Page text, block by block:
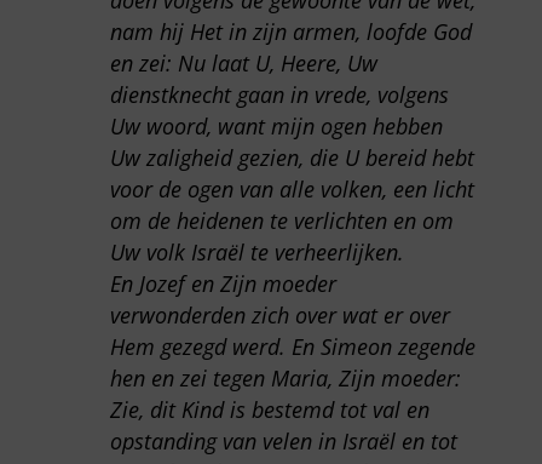
nam hij Het in zijn armen, loofde God
en zei: Nu laat U, Heere, Uw
dienstknecht gaan in vrede, volgens
Uw woord, want mijn ogen hebben
Uw zaligheid gezien, die U bereid hebt
voor de ogen van alle volken, een licht
om de heidenen te verlichten en om
Uw volk Israël te verheerlijken.
En Jozef en Zijn moeder
verwonderden zich over wat er over
Hem gezegd werd. En Simeon zegende
hen en zei tegen Maria, Zijn moeder:
Zie, dit Kind is bestemd tot val en
opstanding van velen in Israël en tot